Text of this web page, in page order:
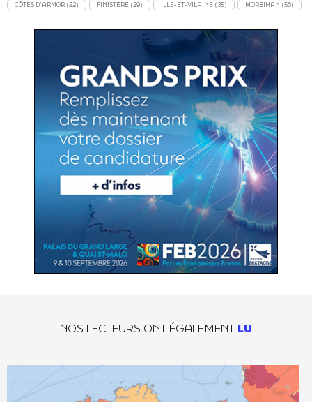
CÔTES D'ARMOR (22) FINISTÈRE (29) ILLE-ET-VILAINE (35) MORBIHAN (56)
NOS LECTEURS ONT ÉGALEMENT LU